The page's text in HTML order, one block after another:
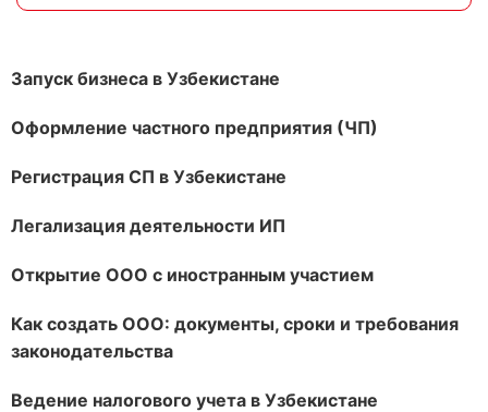
Запуск бизнеса в Узбекистане
Оформление частного предприятия (ЧП)
Регистрация СП в Узбекистане
Легализация деятельности ИП
Открытие ООО с иностранным участием
Как создать ООО: документы, сроки и требования
законодательства
Ведение налогового учета в Узбекистане